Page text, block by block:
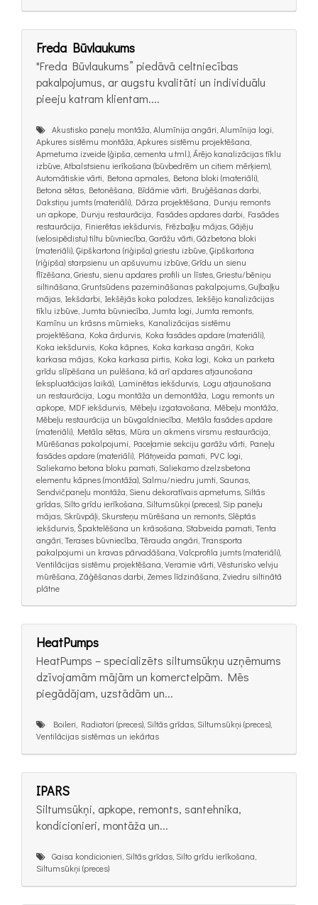
Freda Būvlaukums
"Freda Būvlaukums” piedāvā celtniecības
pakalpojumus, ar augstu kvalitāti un individuālu
pieeju katram klientam....
Akustisko paneļu montāža, Alumīnija angāri, Alumīnija logi,
Apkures sistēmu montāža, Apkures sistēmu projektēšana,
Apmetuma izveide (ģipša, cementa u.tml.), Ārējo kanalizācijas tīklu
izbūve, Atbalstsienu ierīkošana (būvbedrēm un citiem mērķiem),
Automātiskie vārti, Betona apmales, Betona bloki (materiāli),
Betona sētas, Betonēšana, Bīdāmie vārti, Bruģēšanas darbi,
Dakstiņu jumts (materiāli), Dārza projektēšana, Durvju remonts
un apkope, Durvju restaurācija, Fasādes apdares darbi, Fasādes
restaurācija, Finierētas iekšdurvis, Frēzbaļķu mājas, Gājēju
(velosipēdistu) tiltu būvniecība, Garāžu vārti, Gāzbetona bloki
(materiāli), Ģipškartona (riģipša) griestu izbūve, Ģipškartona
(riģipša) starpsienu un apšuvumu izbūve, Grīdu un sienu
flīzēšana, Griestu, sienu apdares profili un līstes, Griestu/bēniņu
siltināšana, Gruntsūdens pazemināšanas pakalpojums, Guļbaļķu
mājas, Iekšdarbi, Iekšējās koka palodzes, Iekšējo kanalizācijas
tīklu izbūve, Jumta būvniecība, Jumta logi, Jumta remonts,
Kamīnu un krāsns mūrnieks, Kanalizācijas sistēmu
projektēšana, Koka ārdurvis, Koka fasādes apdare (materiāli),
Koka iekšdurvis, Koka kāpnes, Koka karkasa angāri, Koka
karkasa mājas, Koka karkasa pirtis, Koka logi, Koka un parketa
grīdu slīpēšana un pulēšana, kā arī apdares atjaunošana
(ekspluatācijas laikā), Laminētas iekšdurvis, Logu atjaunošana
un restaurācija, Logu montāža un demontāža, Logu remonts un
apkope, MDF iekšdurvis, Mēbeļu izgatavošana, Mēbeļu montāža,
Mēbeļu restaurācija un būvgaldniecība, Metāla fasādes apdare
(materiāli), Metāla sētas, Mūra un akmens virsmu restaurācija,
Mūrēšanas pakalpojumi, Paceļamie sekciju garāžu vārti, Paneļu
fasādes apdare (materiāli), Plātņveida pamati, PVC logi,
Saliekamo betona bloku pamati, Saliekamo dzelzsbetona
elementu kāpnes (montāža), Salmu/niedru jumti, Saunas,
Sendvičpaneļu montāža, Sienu dekoratīvais apmetums, Siltās
grīdas, Silto grīdu ierīkošana, Siltumsūkņi (preces), Sip paneļu
mājas, Skrūvpāļi, Skursteņu mūrēšana un remonts, Slēptās
iekšdurvis, Špaktelēšana un krāsošana, Stabveida pamati, Tenta
angāri, Terases būvniecība, Tērauda angāri, Transporta
pakalpojumi un kravas pārvadāšana, Valcprofila jumts (materiāli),
Ventilācijas sistēmu projektēšana, Veramie vārti, Vēsturisko velvju
mūrēšana, Zāģēšanas darbi, Zemes līdzināšana, Zviedru siltinātā
plātne
HeatPumps
HeatPumps – specializēts siltumsūkņu uzņēmums
dzīvojamām mājām un komerctelpām. Mēs
piegādājam, uzstādām un...
Boileri, Radiatori (preces), Siltās grīdas, Siltumsūkņi (preces),
Ventilācijas sistēmas un iekārtas
IPARS
Siltumsūkņi, apkope, remonts, santehnika,
kondicionieri, montāža un...
Gaisa kondicionieri, Siltās grīdas, Silto grīdu ierīkošana,
Siltumsūkņi (preces)